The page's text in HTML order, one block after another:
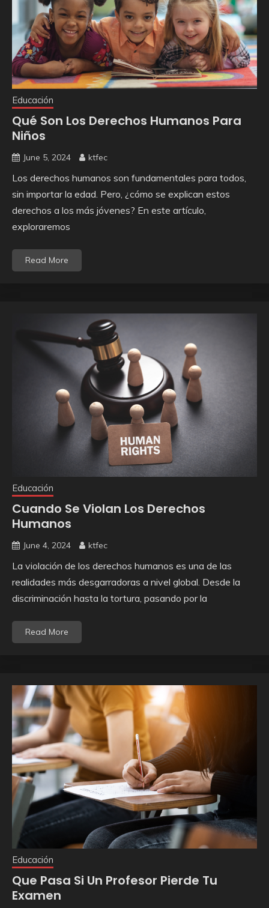
Educación
Qué Son Los Derechos Humanos Para
Niños
June 5, 2024 ktfec
Los derechos humanos son fundamentales para todos,
sin importar la edad. Pero, ¿cómo se explican estos
derechos a los más jóvenes? En este artículo,
exploraremos
Read More
Educación
Cuando Se Violan Los Derechos
Humanos
June 4, 2024 ktfec
La violación de los derechos humanos es una de las
realidades más desgarradoras a nivel global. Desde la
discriminación hasta la tortura, pasando por la
Read More
Educación
Que Pasa Si Un Profesor Pierde Tu
Examen